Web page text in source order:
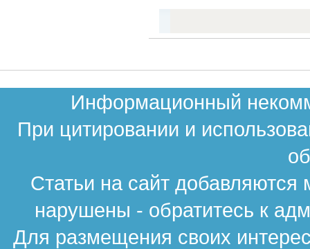
Информационный
При цитировании и
Статьи на сайт
нарушены - обратитесь к
Для размещения своих